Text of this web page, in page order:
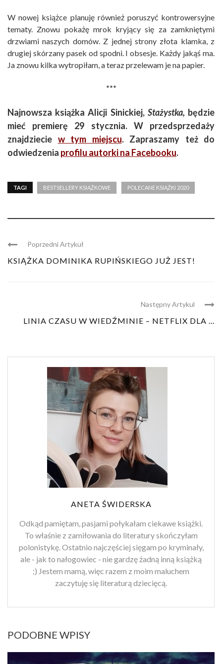
W nowej książce planuję również poruszyć kontrowersyjne
tematy. Znowu pokażę mrok kryjący się za zamkniętymi
drzwiami naszych domów. Z jednej strony złota klamka, z
drugiej skórzany pasek od spodni. I obsesje. Każdy jakąś ma.
Ja znowu kilka wytropiłam, a teraz przelewam je na papier.
***
Najnowsza książka Alicji Sinickiej, Stażystka, będzie
mieć premierę 29 stycznia. W przedsprzedaży
znajdziecie w tym miejscu. Zapraszamy też do
odwiedzenia profilu autorki na Facebooku.
TAGI BESTSELLERY KSIĄŻKOWE POLECANE KSIĄŻKI 2020
Poprzedni Artykuł
KSIĄŻKA DOMINIKA RUPIŃSKIEGO JUŻ JEST!
Następny Artykul
LINIA CZASU W WIEDŹMINIE – NETFLIX DLA ...
ANETA ŚWIDERSKA
Odkąd pamiętam, pasjami połykałam ciekawe książki.
To właśnie z zamiłowania do literatury skończyłam
polonistykę. Ostatnio najczęściej sięgam po kryminały,
ale - jak to nałogowiec - nie gardzę żadną inną książką
;) Jestem mamą, więc razem z moim maluchem
zaczytuję się literaturą dziecięcą.
PODOBNE WPISY